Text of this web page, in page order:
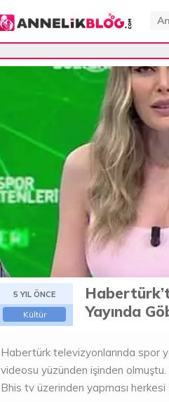
5 YIL ÖNCE
Kültür
Yayında
Habertürk televizyonlarında spor
videosu yüzünden işinden olmuştu.
Bhis tv üzerinden yapması herkesi